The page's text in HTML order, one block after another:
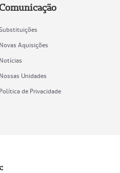
Novas Aquisições
Notícias
Nossas Unidades
Política de Privacidade